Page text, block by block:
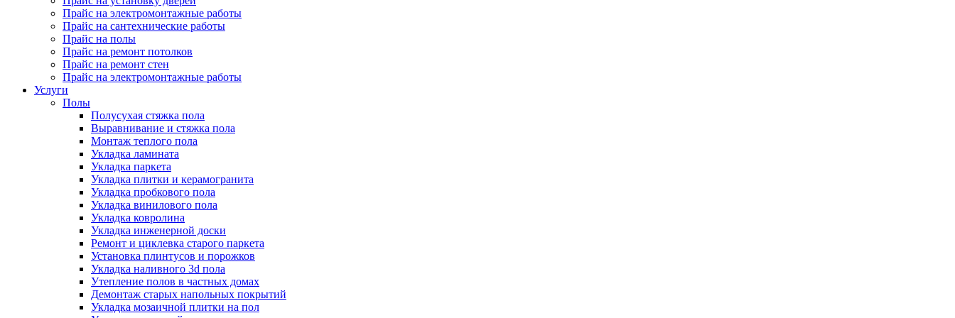
Прайс на электромонтажные работы
Прайс на сантехнические работы
Прайс на полы
Прайс на ремонт потолков
Прайс на ремонт стен
Прайс на электромонтажные работы
Услуги
Полы
Полусухая стяжка пола
Выравнивание и стяжка пола
Монтаж теплого пола
Укладка ламината
Укладка паркета
Укладка плитки и керамогранита
Укладка пробкового пола
Укладка винилового пола
Укладка ковролина
Укладка инженерной доски
Ремонт и циклевка старого паркета
Установка плинтусов и порожков
Укладка наливного 3d пола
Утепление полов в частных домах
Демонтаж старых напольных покрытий
Укладка мозаичной плитки на пол